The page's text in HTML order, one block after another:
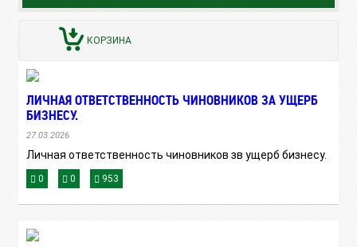
КОРЗИНА
ЛИЧНАЯ ОТВЕТСТВЕННОСТЬ ЧИНОВНИКОВ ЗА УЩЕРБ
БИЗНЕСУ.
27.03.2026
Личная ответственность чиновников зв ущерб бизнесу.
0 0 953